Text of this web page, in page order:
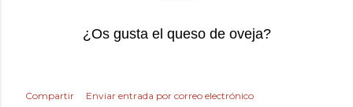
¿Os gusta el queso de oveja?
Compartir
Enviar entrada por correo electrónico